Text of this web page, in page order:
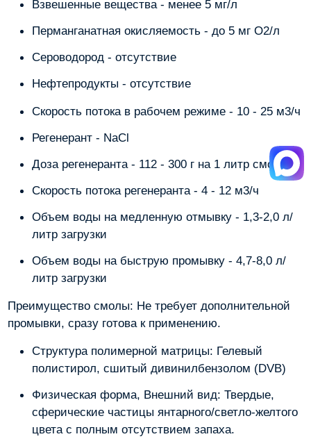
Взвешенные вещества - менее 5 мг/л
Перманганатная окисляемость - до 5 мг О2/л
Сероводород - отсутствие
Нефтепродукты - отсутствие
Скорость потока в рабочем режиме - 10 - 25 м3/ч
Регенерант - NaCl
Доза регенеранта - 112 - 300 г на 1 литр смолы
Скорость потока регенеранта - 4 - 12 м3/ч
Объем воды на медленную отмывку - 1,3-2,0 л/
литр загрузки
Объем воды на быструю промывку - 4,7-8,0 л/
литр загрузки
Преимущество смолы: Не требует дополнительной
промывки, сразу готова к применению.
Структура полимерной матрицы: Гелевый
полистирол, сшитый дивинилбензолом (DVB)
Физическая форма, Внешний вид: Твердые,
сферические частицы янтарного/светло-желтого
цвета с полным отсутствием запаха.